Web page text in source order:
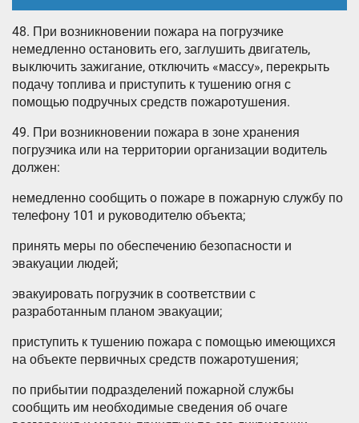
48. При возникновении пожара на погрузчике
немедленно остановить его, заглушить двигатель,
выключить зажигание, отключить «массу», перекрыть
подачу топлива и приступить к тушению огня с
помощью подручных средств пожаротушения.
49. При возникновении пожара в зоне хранения
погрузчика или на территории организации водитель
должен:
немедленно сообщить о пожаре в пожарную службу по
телефону 101 и руководителю объекта;
принять меры по обеспечению безопасности и
эвакуации людей;
эвакуировать погрузчик в соответствии с
разработанным планом эвакуации;
приступить к тушению пожара с помощью имеющихся
на объекте первичных средств пожаротушения;
по прибытии подразделений пожарной службы
сообщить им необходимые сведения об очаге